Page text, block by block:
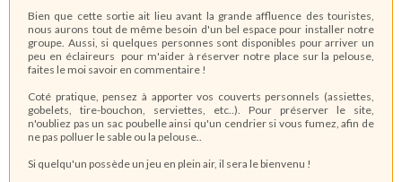
Bien que cette sortie ait lieu avant la grande affluence des touristes,
nous aurons tout de même besoin d'un bel espace pour installer notre
groupe. Aussi, si quelques personnes sont disponibles pour arriver un
peu en éclaireurs pour m'aider à réserver notre place sur la pelouse,
faites le moi savoir en commentaire !
Coté pratique, pensez à apporter vos couverts personnels (assiettes,
gobelets, tire-bouchon, serviettes, etc..). Pour préserver le site,
n'oubliez pas un sac poubelle ainsi qu'un cendrier si vous fumez, afin de
ne pas polluer le sable ou la pelouse..
Si quelqu'un possède un jeu en plein air, il sera le bienvenu !